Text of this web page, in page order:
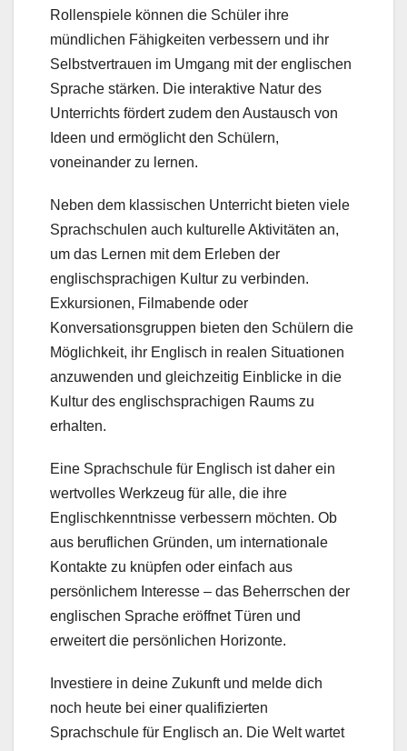
Rollenspiele können die Schüler ihre
mündlichen Fähigkeiten verbessern und ihr
Selbstvertrauen im Umgang mit der englischen
Sprache stärken. Die interaktive Natur des
Unterrichts fördert zudem den Austausch von
Ideen und ermöglicht den Schülern,
voneinander zu lernen.
Neben dem klassischen Unterricht bieten viele
Sprachschulen auch kulturelle Aktivitäten an,
um das Lernen mit dem Erleben der
englischsprachigen Kultur zu verbinden.
Exkursionen, Filmabende oder
Konversationsgruppen bieten den Schülern die
Möglichkeit, ihr Englisch in realen Situationen
anzuwenden und gleichzeitig Einblicke in die
Kultur des englischsprachigen Raums zu
erhalten.
Eine Sprachschule für Englisch ist daher ein
wertvolles Werkzeug für alle, die ihre
Englischkenntnisse verbessern möchten. Ob
aus beruflichen Gründen, um internationale
Kontakte zu knüpfen oder einfach aus
persönlichem Interesse – das Beherrschen der
englischen Sprache eröffnet Türen und
erweitert die persönlichen Horizonte.
Investiere in deine Zukunft und melde dich
noch heute bei einer qualifizierten
Sprachschule für Englisch an. Die Welt wartet